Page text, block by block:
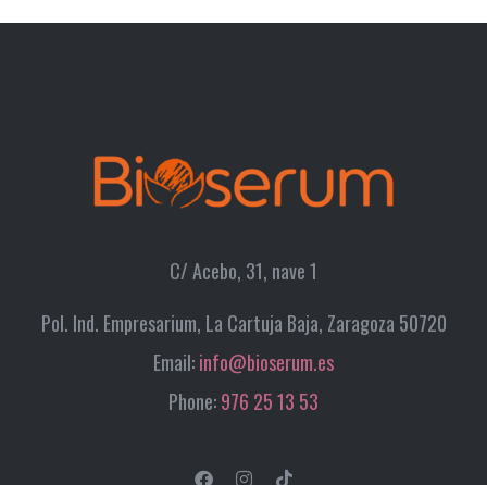
C/ Acebo, 31, nave 1
Pol. Ind. Empresarium, La Cartuja Baja, Zaragoza 50720
Email:info@bioserum.es
Phone:976 25 13 53